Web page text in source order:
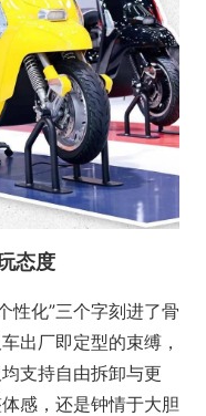
态度
性化”三个字刻进了骨
出厂即定型的束缚，
支持自由拆卸与更
感，还是钟情于大胆